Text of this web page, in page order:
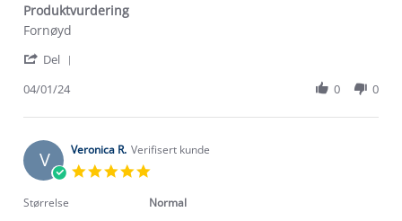
Produktvurdering
Review
Anita
on
Jan
review
Produktvurdering
Fornøyd
Del
Anita
on
4
Jan
04/01/24 0 0
V Veronica R. Verifisert kunde
rating
Størrelse Normal